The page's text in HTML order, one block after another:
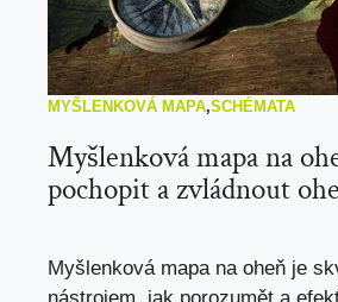
MYŠLENKOVÁ MAPA,SCHÉMATA
Myšlenková mapa na
pochopit a zvládnout
Myšlenková mapa na oheň je
nástrojem, jak porozumět a